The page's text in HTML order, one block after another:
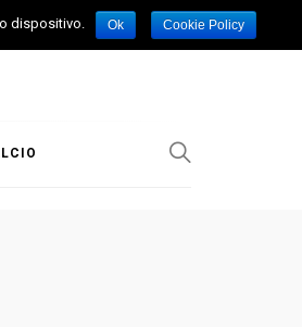
dispositivo. Ok Cookie Policy